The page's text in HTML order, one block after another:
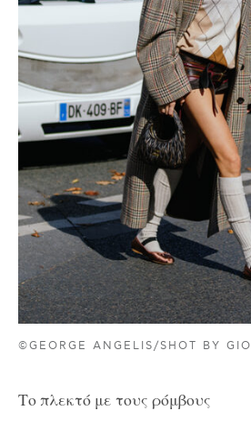
©GEORGE ANGELIS/SHOT BY GIO
Το πλεκτό με τους ρόμβους